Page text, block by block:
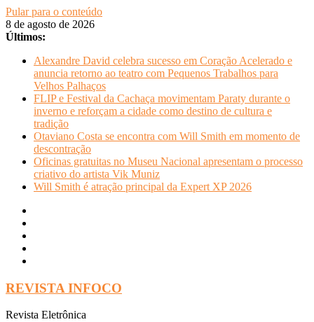
Pular para o conteúdo
8 de agosto de 2026
Últimos:
Alexandre David celebra sucesso em Coração Acelerado e
anuncia retorno ao teatro com Pequenos Trabalhos para
Velhos Palhaços
FLIP e Festival da Cachaça movimentam Paraty durante o
inverno e reforçam a cidade como destino de cultura e
tradição
Otaviano Costa se encontra com Will Smith em momento de
descontração
Oficinas gratuitas no Museu Nacional apresentam o processo
criativo do artista Vik Muniz
Will Smith é atração principal da Expert XP 2026
REVISTA INFOCO
Revista Eletrônica